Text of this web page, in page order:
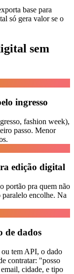
base para
só gera valor se o
sem
ingresso
fashion week),
passo. Menor
edição digital
portão pra quem não
paralelo encolhe. Na
de dados
tem API, o dado
contratar: "posso
cidade, e tipo